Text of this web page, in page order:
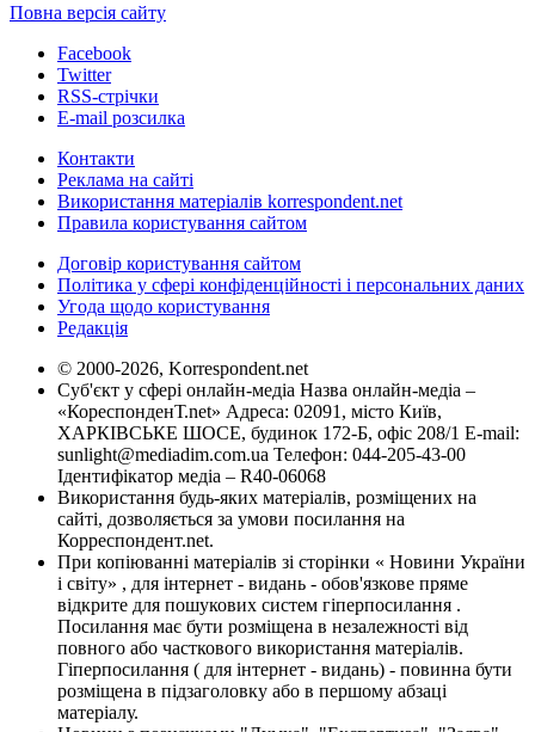
Повна версія сайту
Facebook
Twitter
RSS-стрічки
E-mail розсилка
Контакти
Реклама на сайті
Використання матеріалів korrespondent.net
Правила користування сайтом
Договір користування сайтом
Політика у сфері конфіденційності і персональних даних
Угода щодо користування
Редакція
© 2000-2026, Korrespondent.net
Суб'єкт у сфері онлайн-медіа Назва онлайн-медіа –
«КореспонденТ.net» Адреса: 02091, місто Київ,
ХАРКІВСЬКЕ ШОСЕ, будинок 172-Б, офіс 208/1 E-mail:
sunlight@mediadim.com.ua Телефон: 044-205-43-00
Ідентифікатор медіа – R40-06068
Використання будь-яких матеріалів, розміщених на
сайті, дозволяється за умови посилання на
Корреспондент.net.
При копіюванні матеріалів зі сторінки « Новини України
і світу» , для інтернет - видань - обов'язкове пряме
відкрите для пошукових систем гіперпосилання .
Посилання має бути розміщена в незалежності від
повного або часткового використання матеріалів.
Гіперпосилання ( для інтернет - видань) - повинна бути
розміщена в підзаголовку або в першому абзаці
матеріалу.